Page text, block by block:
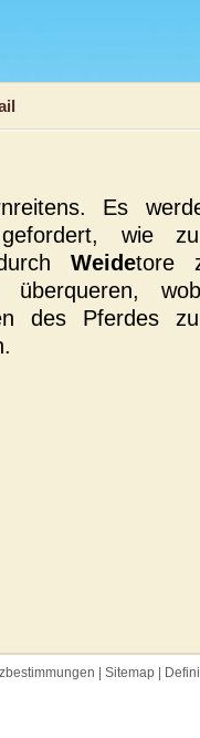
Es
gefordert, wie
Weidetore
des Pferdes
Sitemap